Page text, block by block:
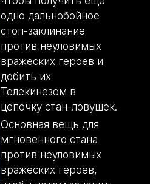
одно дальнобойное
стоп-заклинание
против неуловимых
вражеских героев и
добить их
Телекинезом в
цепочку стан-ловушек.
Основная вещь для
мгновенного стана
против неуловимых
вражеских героев,